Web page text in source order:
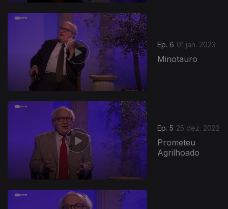
Ep. 6 01 jan. 2023
Minotauro
Ep. 5 25 dez. 2022
Prometeu
Agrilhoado
658701